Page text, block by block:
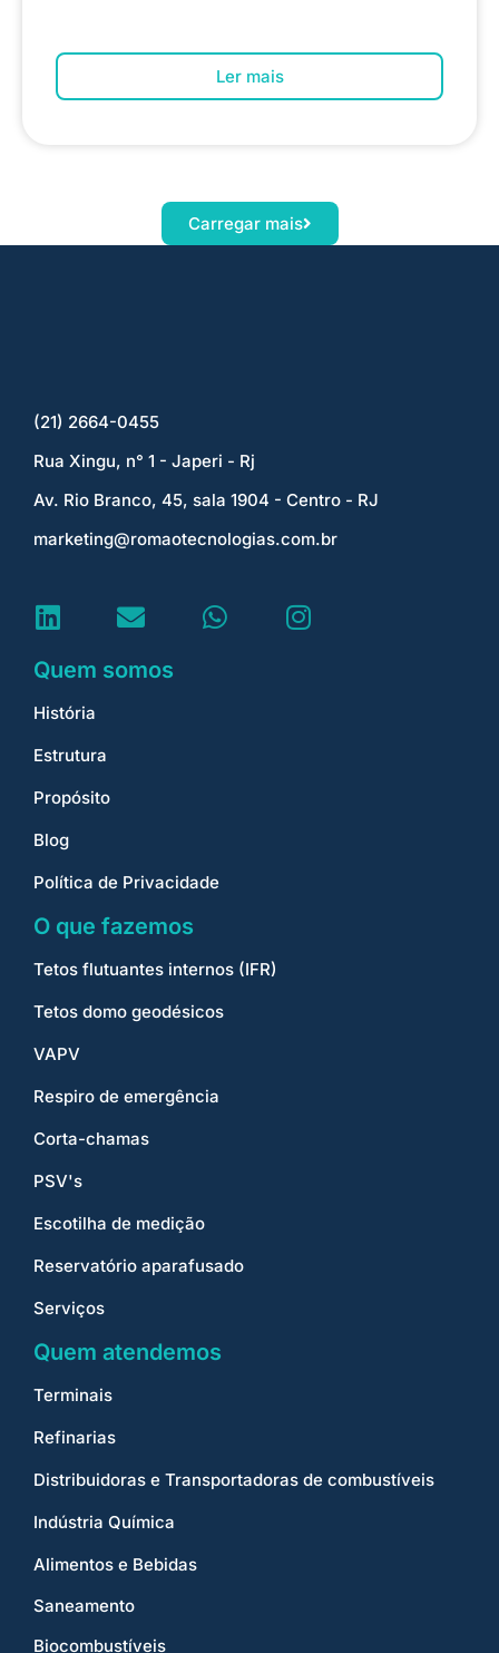
Ler mais
Carregar mais
(21) 2664-0455
Rua Xingu, n° 1 - Japeri - Rj
Av. Rio Branco, 45, sala 1904 - Centro - RJ
marketing@romaotecnologias.com.br
Quem somos
História
Estrutura
Propósito
Blog
Política de Privacidade
O que fazemos
Tetos flutuantes internos (IFR)
Tetos domo geodésicos
VAPV
Respiro de emergência
Corta-chamas
PSV's
Escotilha de medição
Reservatório aparafusado
Serviços
Quem atendemos
Terminais
Refinarias
Distribuidoras e Transportadoras de combustíveis
Indústria Química
Alimentos e Bebidas
Saneamento
Biocombustíveis